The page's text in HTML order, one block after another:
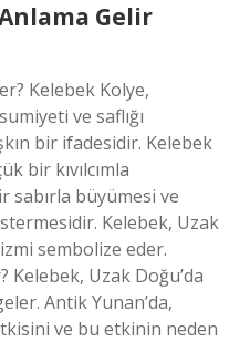
Gelir
Kelebek Kolye,
ve saflığı
bir ifadesidir. Kelebek
bir kıvılcımla
sabırla büyümesi ve
Kelebek, Uzak
sembolize eder.
Kelebek, Uzak Doğu’da
Antik Yunan’da,
ve bu etkinin neden